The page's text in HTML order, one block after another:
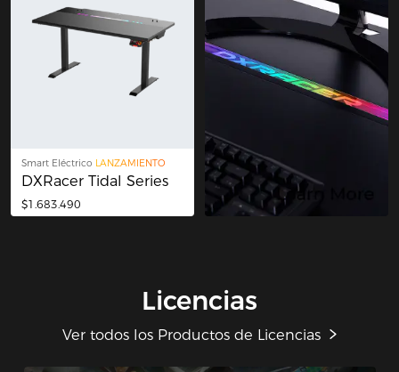
Smart Eléctrico LANZAMIENTO
DXRacer Tidal Series
$1.683.490
Licencias
Ver todos los Productos de Licencias